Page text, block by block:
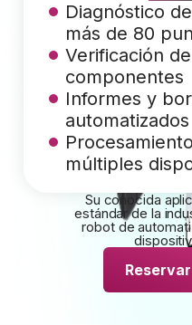
Diagnóstico
más de 80
Verificación
componentes
Informes y
automatizados
múltiples
Su conocida
estándar de la
robot de